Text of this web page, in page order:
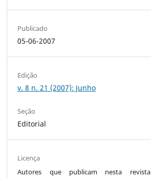
Publicado
05-06-2007
Edição
v. 8 n. 21 (2007): Junho
Seção
Editorial
Licença
Autores que publicam nesta revista